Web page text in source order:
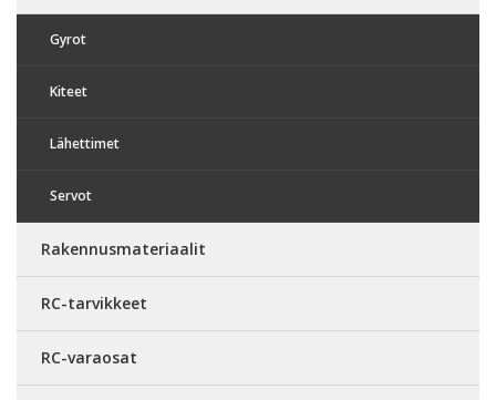
Gyrot
Kiteet
Lähettimet
Servot
Rakennusmateriaalit
RC-tarvikkeet
RC-varaosat